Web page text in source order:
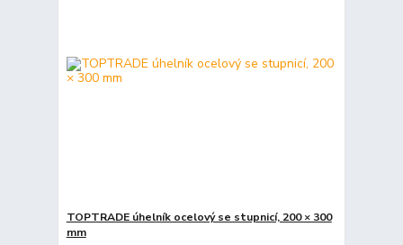
TOPTRADE úhelník ocelový se stupnicí, 200 × 300
mm